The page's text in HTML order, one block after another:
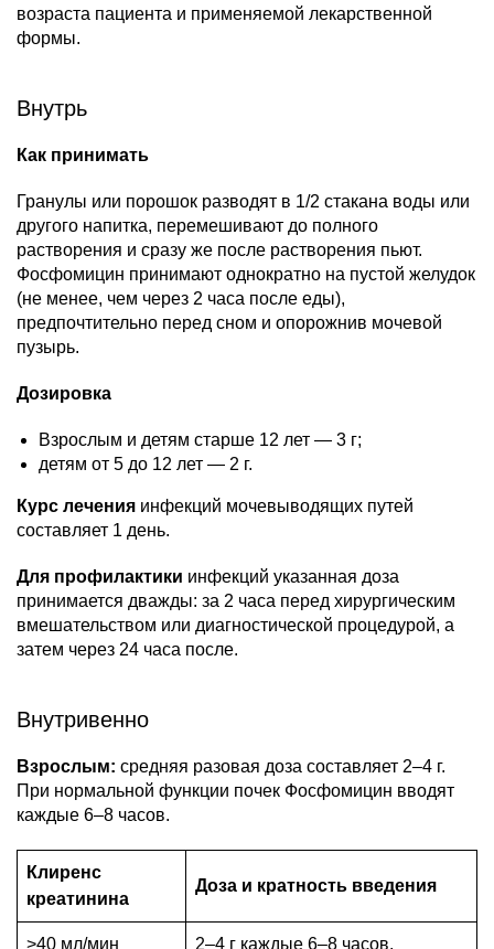
возраста пациента и применяемой лекарственной
формы.
Внутрь
Как принимать
Гранулы или порошок разводят в 1/2 стакана воды или
другого напитка, перемешивают до полного
растворения и сразу же после растворения пьют.
Фосфомицин принимают однократно на пустой желудок
(не менее, чем через 2 часа после еды),
предпочтительно перед сном и опорожнив мочевой
пузырь.
Дозировка
Взрослым и детям старше 12 лет — 3 г;
детям от 5 до 12 лет — 2 г.
Курс лечения инфекций мочевыводящих путей
составляет 1 день.
Для профилактики инфекций указанная доза
принимается дважды: за 2 часа перед хирургическим
вмешательством или диагностической процедурой, а
затем через 24 часа после.
Внутривенно
Взрослым: средняя разовая доза составляет 2–4 г.
При нормальной функции почек Фосфомицин вводят
каждые 6–8 часов.
Клиренс
креатинина
Доза и кратность введения
>40 мл/мин 2–4 г каждые 6–8 часов.